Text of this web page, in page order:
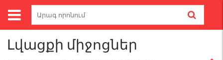
Search
Գլխավոր Մաքրող լվացող միջոցներ / Լվացքի միջոցներ
Լվացքի միջոցներ